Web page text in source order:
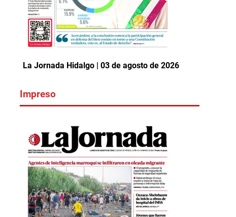
La Jornada Hidalgo | 03 de agosto de 2026
Impreso